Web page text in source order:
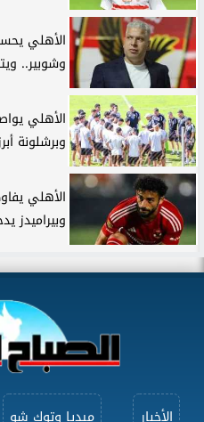
الأهلي
وشوبير..
الأهلي
وبرشلونة
الأهلي
وبيراميدز
الأخبار ميديا وتوك شو